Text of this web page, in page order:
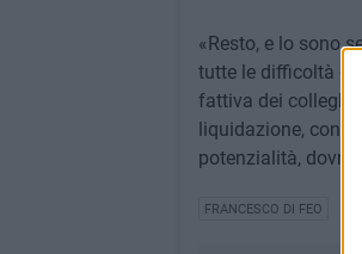
«Resto, e lo sono
tutte le difficoltà
fattiva dei colleghi
liquidazione, con
potenzialità, dovrà
FRANCESCO DI FEO